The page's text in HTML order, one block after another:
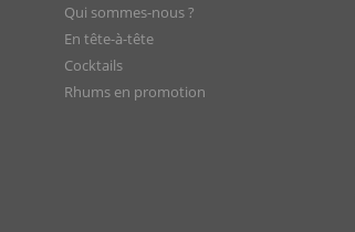
Qui sommes-nous ?
En tête-à-tête
Cocktails
Rhums en promotion